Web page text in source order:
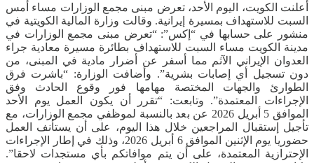
أعلنت الكويت، اليوم الأحد، تعرض مبنى مجمع الوزارات مساء أمس
السبت للاستهداف بمسيرة إيرانية. وقالت وزارة المالية الكويتية في
منشور على حسابها في “إكس”: “تعرض مبنى مجمع الوزارات في
مدينة الكويت مساء السبت للاستهداف بطائرة مسيرة معادية جراء
العدوان الإيراني الآثم مما أسفر عن أضرار مادية في المبنى، من
دون تسجيل أي إصابات بشرية”. وأضافت الوزارة: “باشرت فرق
الطوارئ والجهات المختصة مهامها فور وقوع الحادث وفق
الإجراءات المعتمدة”. وتابعت: “تقرر أن يكون العمل يوم الأحد
الموافق 5 أبريل 2026 عن بعد بالنسبة لموظفي مجمع الوزارات، مع
تأجيل إستقبال المراجعين خلال هذا اليوم، على أن يستأنف العمل
حضوريا يوم الإثنين الموافق 6 أبريل 2026، وذلك في إطار الإجراءات
الإحترازية المعتمدة، على أن يتم موافاتكم بأي مستجدات لاحقا”.